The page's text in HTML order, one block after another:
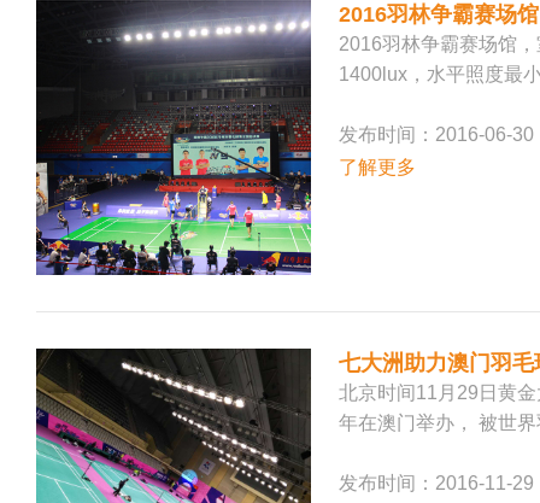
2016羽林争霸赛场馆
2016羽林争霸赛场馆
1400lux，水平照度最
发布时间：2016-06-30
了解更多
七大洲助力澳门羽
北京时间11月29日黄
年在澳门举办， 被世
发布时间：2016-11-29